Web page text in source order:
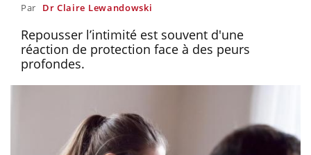
Par Dr Claire Lewandowski
Repousser l’intimité est souvent d'une
réaction de protection face à des peurs
profondes.